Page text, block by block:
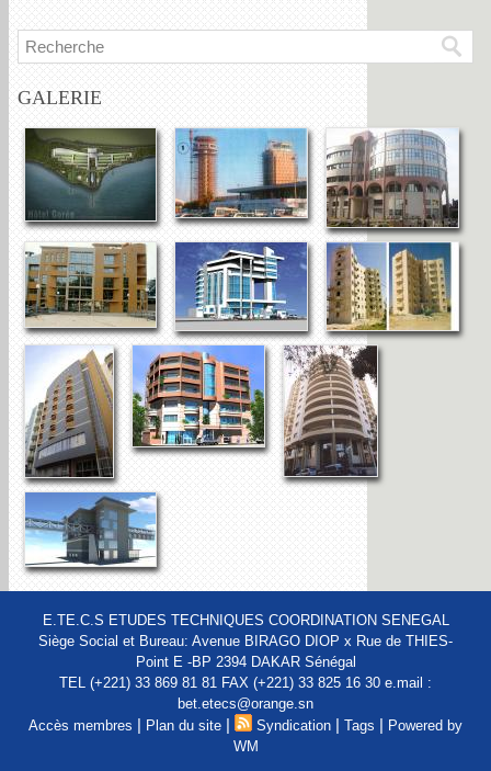
GALERIE
E.TE.C.S ETUDES TECHNIQUES COORDINATION SENEGAL
Siège Social et Bureau: Avenue BIRAGO DIOP x Rue de THIES-
Point E -BP 2394 DAKAR Sénégal
TEL (+221) 33 869 81 81 FAX (+221) 33 825 16 30 e.mail :
bet.etecs@orange.sn
Accès membres | Plan du site | Syndication | Tags | Powered by
WM